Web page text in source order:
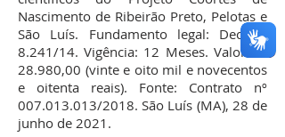
Nascimento de Ribeirão Preto, Pelotas e
São Luís. Fundamento legal: Decreto
8.241/14. Vigência: 12 Meses. Valor R$
28.980,00 (vinte e oito mil e novecentos
e oitenta reais). Fonte: Contrato nº
007.013.013/2018. São Luís (MA), 28 de
junho de 2021.